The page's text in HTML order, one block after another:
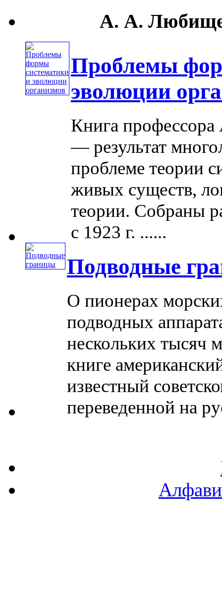
А. А.
Проблемы
эволюции
Книга
— результат
проблеме теории
живых существ,
теории. Собраны
с 1923 г. ......
Подводные
О пионерах
подводных
нескольких тысяч
книге
известный
переведенной на